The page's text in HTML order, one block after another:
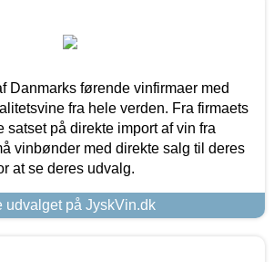
Danmarks førende vinfirmaer med
fra hele verden. Fra firmaets
satset på direkte import af vin fra
vinbønder med direkte salg til deres
at se deres udvalg.
udvalget på JyskVin.dk